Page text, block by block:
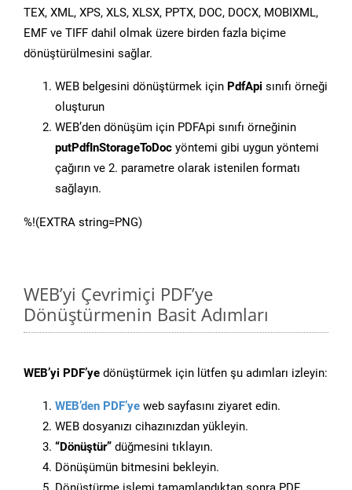
TEX, XML, XPS, XLS, XLSX, PPTX, DOC, DOCX, MOBIXML,
EMF ve TIFF dahil olmak üzere birden fazla biçime
dönüştürülmesini sağlar.
WEB belgesini dönüştürmek için PdfApi sınıfı örneği
oluşturun
WEB’den dönüşüm için PDFApi sınıfı örneğinin
putPdfInStorageToDoc yöntemi gibi uygun yöntemi
çağırın ve 2. parametre olarak istenilen formatı
sağlayın.
%!(EXTRA string=PNG)
WEB’yi Çevrimiçi PDF’ye
Dönüştürmenin Basit Adımları
WEB’yi PDF’ye dönüştürmek için lütfen şu adımları izleyin:
WEB’den PDF’ye web sayfasını ziyaret edin.
WEB dosyanızı cihazınızdan yükleyin.
“Dönüştür” düğmesini tıklayın.
Dönüşümün bitmesini bekleyin.